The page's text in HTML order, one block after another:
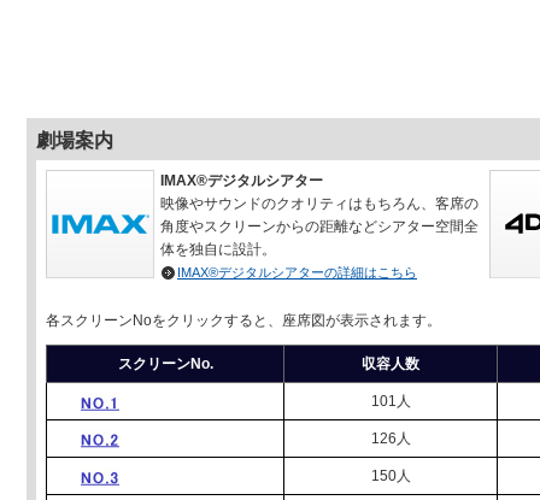
劇場案内
IMAX®デジタルシアター
映像やサウンドのクオリティはもちろん、客席の
角度やスクリーンからの距離などシアター空間全
体を独自に設計。
IMAX®デジタルシアターの詳細はこちら
各スクリーンNoをクリックすると、座席図が表示されます。
スクリーンNo. 収容人数
101人
126人
150人